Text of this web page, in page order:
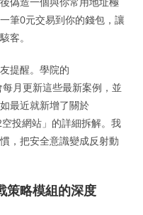
筆0元交易到你的錢包，讓
客。
提醒。學院的
月更新這些最新案例，並
最近就新增了關於
投網站」的詳細拆解。我
，把安全意識變成反射動
策略模組的深度